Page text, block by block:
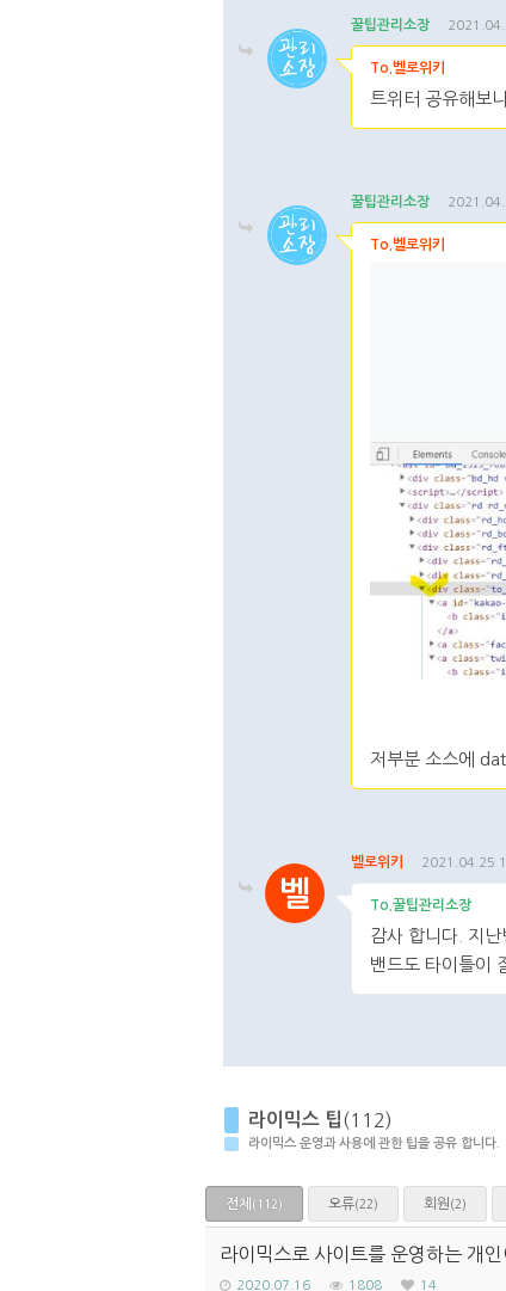
꿀팁관리소장
To.벨로위키
트위터 공유해보
꿀팁관리소장
To.벨로위키
저부분 소스에
벨
벨로위키 2021.04.25
To.꿀팁관리소장
감사 합니다. 지
밴드도 타이틀이
라이믹스 팁 (112)
라이믹스 운영과 사용에 관한 팁을 공유 합니다.
전체 (112) 오류(22) 회원 (2)
라이믹스로 사이트를 운영하는 개
2020.07.16 1808 14